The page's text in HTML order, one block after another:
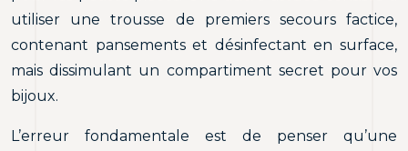
utiliser une trousse de premiers secours factice,
contenant pansements et désinfectant en surface,
mais dissimulant un compartiment secret pour vos
bijoux.
L’erreur fondamentale est de penser qu’une